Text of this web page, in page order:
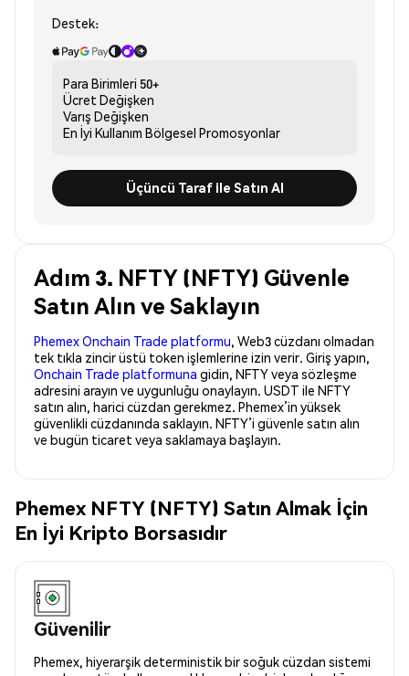
Destek:
Para Birimleri 50+
Ücret Değişken
Varış Değişken
En İyi Kullanım Bölgesel Promosyonlar
Üçüncü Taraf ile Satın Al
Adım 3. NFTY (NFTY) Güvenle
Satın Alın ve Saklayın
Phemex Onchain Trade platformu, Web3 cüzdanı olmadan
tek tıkla zincir üstü token işlemlerine izin verir. Giriş yapın,
Onchain Trade platformuna gidin, NFTY veya sözleşme
adresini arayın ve uygunluğu onaylayın. USDT ile NFTY
satın alın, harici cüzdan gerekmez. Phemex’in yüksek
güvenlikli cüzdanında saklayın. NFTY’i güvenle satın alın
ve bugün ticaret veya saklamaya başlayın.
Phemex NFTY (NFTY) Satın Almak İçin
En İyi Kripto Borsasıdır
Güvenilir
Phemex, hiyerarşik deterministik bir soğuk cüzdan sistemi